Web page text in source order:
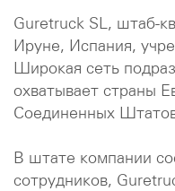
Guretruck SL, штаб-
Ируне, Испания,
Широкая сеть
охватывает страны
Соединенных
В штате компании
сотрудников,